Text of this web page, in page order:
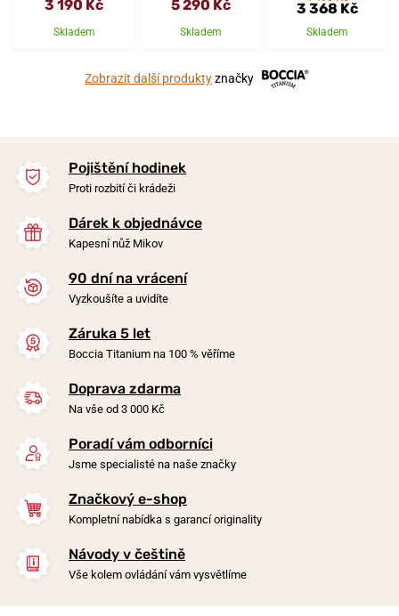
3 190 Kč
Skladem
5 290 Kč
Skladem
3 368 Kč
Skladem
Zobrazit další produktyznačky
Pojištění hodinek
Proti rozbití či krádeži
Dárek k objednávce
Kapesní nůž Mikov
90 dní na vrácení
Vyzkoušíte a uvidíte
Záruka 5 let
Boccia Titanium na 100 % věříme
Doprava zdarma
Na vše od 3 000 Kč
Poradí vám odborníci
Jsme specialisté na naše značky
Značkový e-shop
Kompletní nabídka s garancí originality
Návody v češtině
Vše kolem ovládání vám vysvětlíme